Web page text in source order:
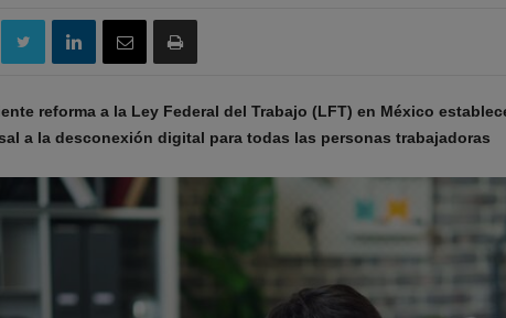
reforma a la Ley Federal del Trabajo (LFT) en México
a la desconexión digital para todas las personas trabajadoras